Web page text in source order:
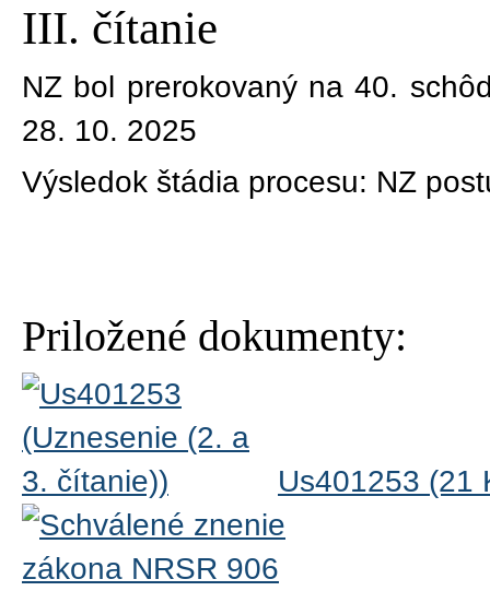
III. čítanie
NZ bol prerokovaný na 40.
28. 10. 2025
Výsledok štádia procesu: NZ
Priložené dokumenty:
Us401253 (21